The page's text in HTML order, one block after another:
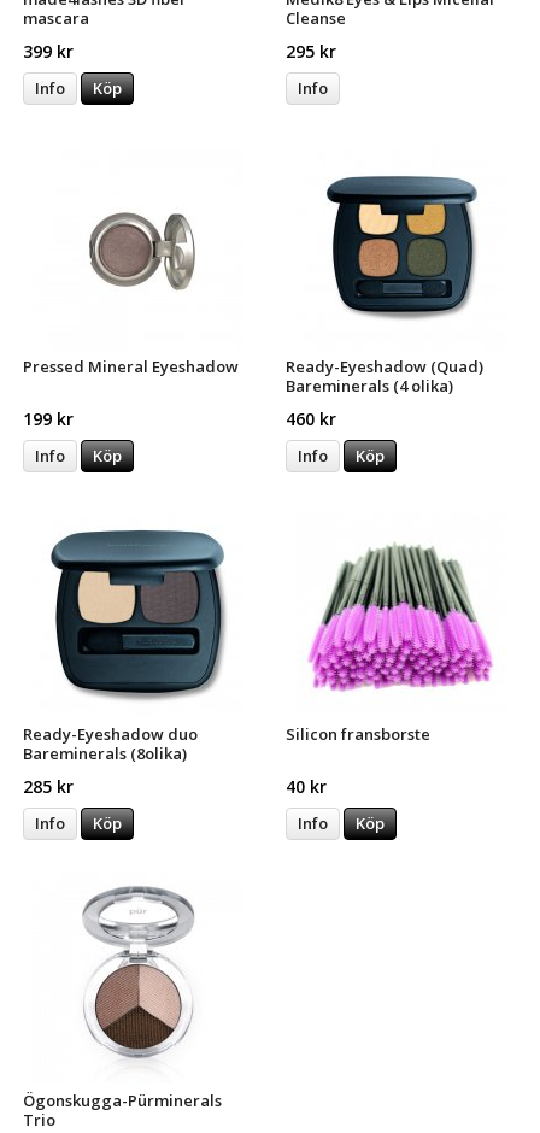
mascara
399 kr
Info Köp
Cleanse
295 kr
Info
Pressed Mineral Eyeshadow
199 kr
Info Köp
Ready-Eyeshadow (Quad)
Bareminerals (4 olika)
460 kr
Info Köp
Ready-Eyeshadow duo
Bareminerals (8olika)
285 kr
Info Köp
Silicon fransborste
40 kr
Info Köp
Ögonskugga-Pürminerals
Trio